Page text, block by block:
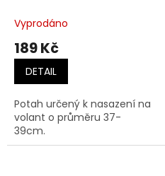
Vyprodáno
189 Kč
DETAIL
Potah určený k nasazení na
volant o průměru 37-
39cm.